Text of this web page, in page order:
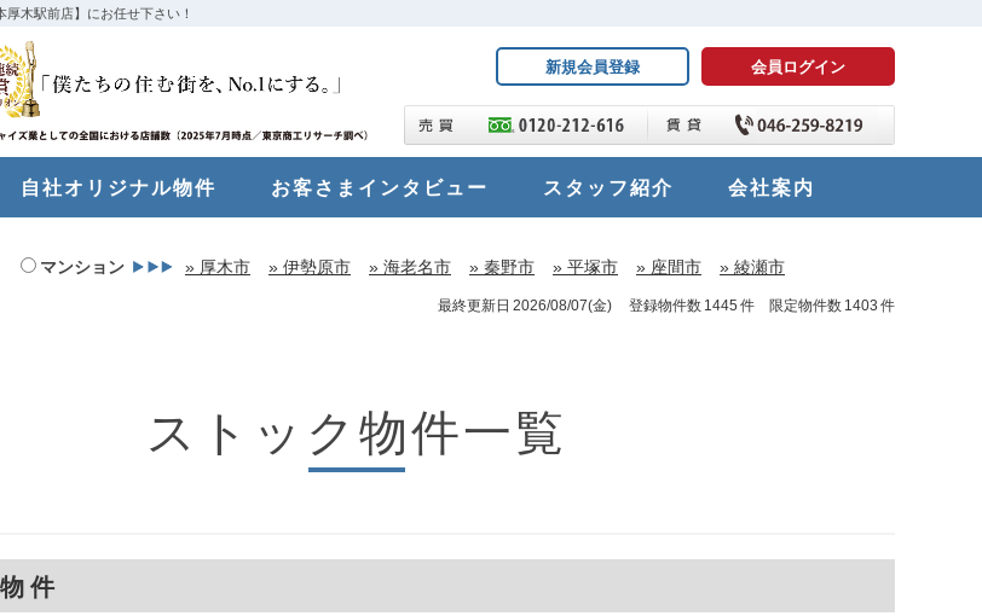
木駅前店】にお任せ下さい！
会員ログイン
新規会員登録
自社オリジナル物件 お客さまインタビュー スタッフ紹介 会社案内
マンション » 厚木市 » 伊勢原市 » 海老名市 » 秦野市 » 平塚市 » 座間市 » 綾瀬市
最終更新日 2026/08/07(金) 登録物件数 1445 件 限定物件数 1403 件
ストック物件一覧
件